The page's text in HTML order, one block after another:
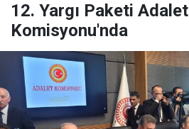
12. Yargı Paketi Adalet
Komisyonu'nda